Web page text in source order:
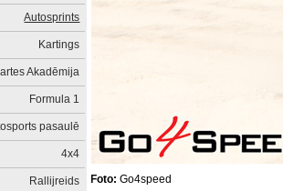
Autosprints
Kartings
Akadēmija
Formula 1
pasaulē
4x4
Rallijreids Foto: Go4speed